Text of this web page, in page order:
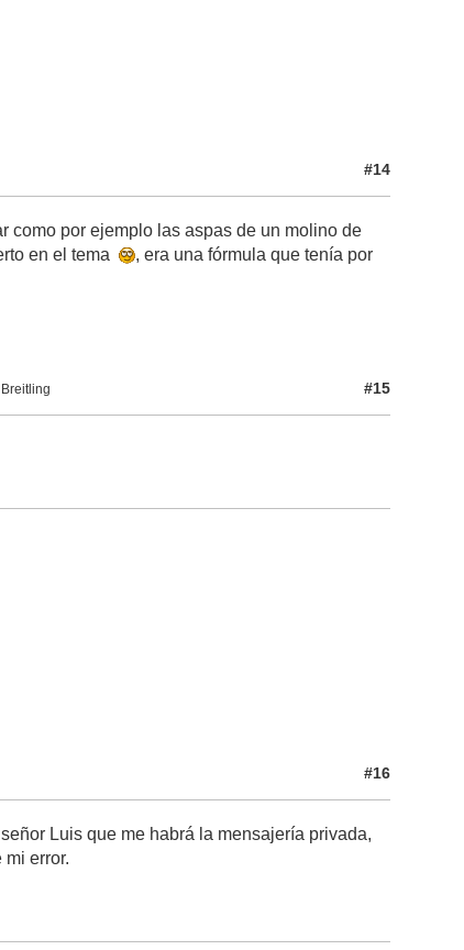
#14
como por ejemplo las aspas de un molino de
en el tema
, era una fórmula que tenía por
#15
#16
Luis que me habrá la mensajería privada,
error.